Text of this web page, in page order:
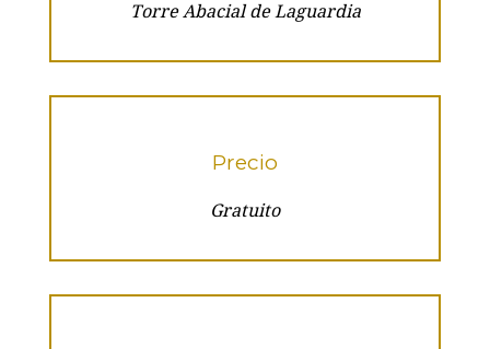
Torre Abacial de Laguardia
Precio
Gratuito